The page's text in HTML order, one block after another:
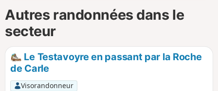
Autres randonnées dans le
secteur
Le Testavoyre en passant par la Roche
de Carle
Visorandonneur